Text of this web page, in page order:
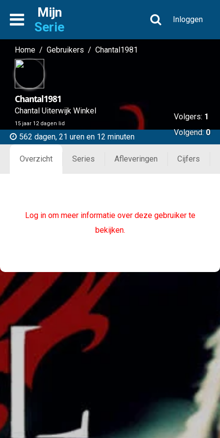
Mijn
Serie
Inloggen
Home / Gebruikers / Chantal1981
Chantal1981
Chantal Uiterwijk Winkel
15 jaar 12 dagen lid
562 dagen, 21 uren en 12 minuten
Volgers: 1
Volgend:0
Overzicht Series Afleveringen Cijfers
Log in om meer informatie over deze gebruiker te
bekijken.